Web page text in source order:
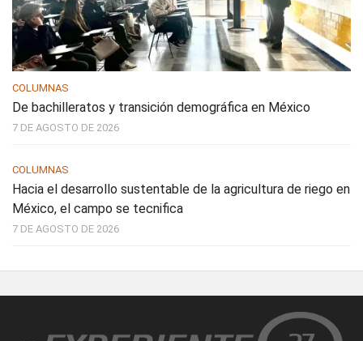
COLUMNAS
De bachilleratos y transición demográfica en México
7 DE AGOSTO DE 2026
COLUMNAS
Hacia el desarrollo sustentable de la agricultura de riego en
México, el campo se tecnifica
7 DE AGOSTO DE 2026